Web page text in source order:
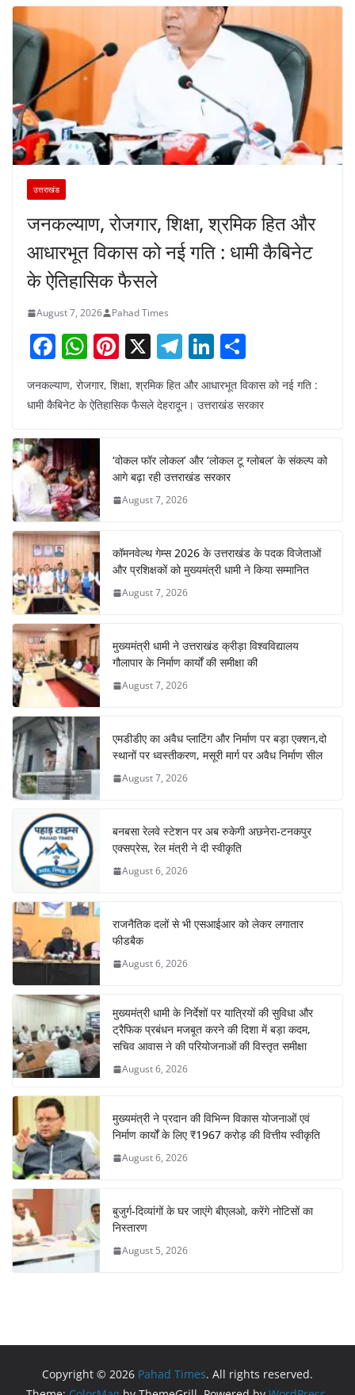
उत्तराखंड
जनकल्याण, रोजगार, शिक्षा, श्रमिक हित और
आधारभूत विकास को नई गति : धामी कैबिनेट
के ऐतिहासिक फैसले
August 7, 2026 Pahad Times
F
c
b
o
o
k
W
at
s
A
p
p
Pi
er
st
X T
el
e
a
m
Li
k
dI
n
h
ar
जनकल्याण, रोजगार, शिक्षा, श्रमिक हित और आधारभूत विकास को नई गति :
धामी कैबिनेट के ऐतिहासिक फैसले देहरादून। उत्तराखंड सरकार
‘वोकल फॉर लोकल’ और ‘लोकल टू ग्लोबल’ के संकल्प को
आगे बढ़ा रही उत्तराखंड सरकार
August 7, 2026
कॉमनवेल्थ गेम्स 2026 के उत्तराखंड के पदक विजेताओं
और प्रशिक्षकों को मुख्यमंत्री धामी ने किया सम्मानित
August 7, 2026
मुख्यमंत्री धामी ने उत्तराखंड क्रीड़ा विश्वविद्यालय
गौलापार के निर्माण कार्यों की समीक्षा की
August 7, 2026
एमडीडीए का अवैध प्लाटिंग और निर्माण पर बड़ा एक्शन,दो
स्थानों पर ध्वस्तीकरण, मसूरी मार्ग पर अवैध निर्माण सील
August 7, 2026
बनबसा रेलवे स्टेशन पर अब रुकेगी अछनेरा-टनकपुर
एक्सप्रेस, रेल मंत्री ने दी स्वीकृति
August 6, 2026
राजनैतिक दलों से भी एसआईआर को लेकर लगातार
फीडबैक
August 6, 2026
मुख्यमंत्री धामी के निर्देशों पर यात्रियों की सुविधा और
ट्रैफिक प्रबंधन मजबूत करने की दिशा में बड़ा कदम,
सचिव आवास ने की परियोजनाओं की विस्तृत समीक्षा
August 6, 2026
मुख्यमंत्री ने प्रदान की विभिन्न विकास योजनाओं एवं
निर्माण कार्यों के लिए ₹1967 करोड़ की वित्तीय स्वीकृति
August 6, 2026
बुजुर्ग-दिव्यांगों के घर जाएंगे बीएलओ, करेंगे नोटिसों का
निस्तारण
August 5, 2026
Copyright © 2026 Pahad Times. All rights reserved.